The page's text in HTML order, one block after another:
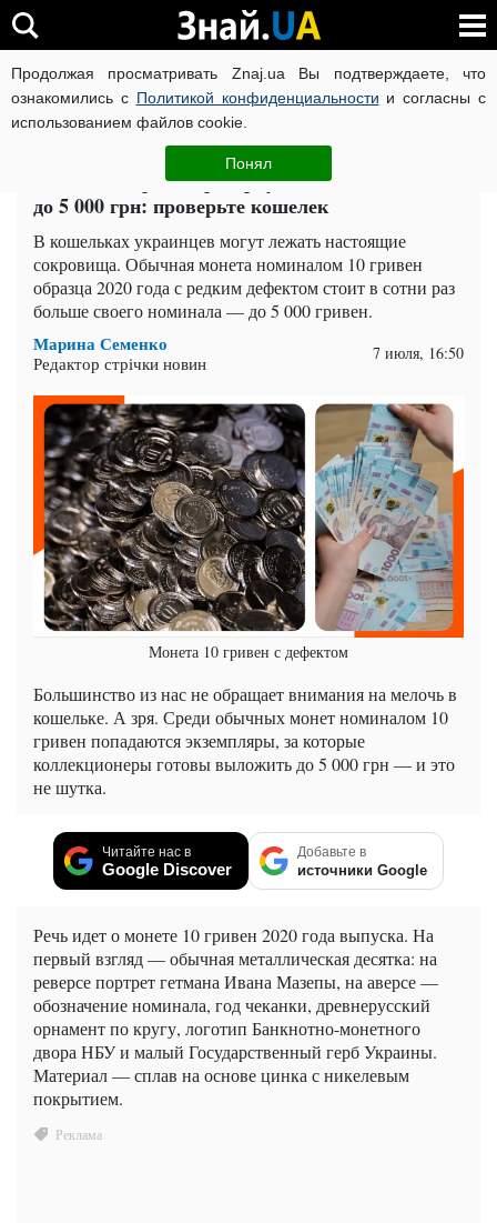
Продолжая просматривать Znaj.ua Вы подтверждаете, что
ознакомились с Политикой конфиденциальности и согласны с
использованием файлов cookie.
Понял
ВОЙНА РОССИИ ПРОТИВ УКРАИНЫ КОРОНАВИРУС В
ЧИТАТИ УКРАЇНСЬКОЮ
Монета 10 грн с перевернутым Мазепой стоит
до 5 000 грн: проверьте кошелек
В кошельках украинцев могут лежать настоящие
сокровища. Обычная монета номиналом 10 гривен
образца 2020 года с редким дефектом стоит в сотни раз
больше своего номинала — до 5 000 гривен.
Марина Семенко
Редактор стрічки новин 7 июля, 16:50
Монета 10 гривен с дефектом
Большинство из нас не обращает внимания на мелочь в
кошельке. А зря. Среди обычных монет номиналом 10
гривен попадаются экземпляры, за которые
коллекционеры готовы выложить до 5 000 грн — и это
не шутка.
Читайте нас в
Google Discover
Добавьте в
источники Google
Речь идет о монете 10 гривен 2020 года выпуска. На
первый взгляд — обычная металлическая десятка: на
реверсе портрет гетмана Ивана Мазепы, на аверсе —
обозначение номинала, год чеканки, древнерусский
орнамент по кругу, логотип Банкнотно-монетного
двора НБУ и малый Государственный герб Украины.
Материал — сплав на основе цинка с никелевым
покрытием.